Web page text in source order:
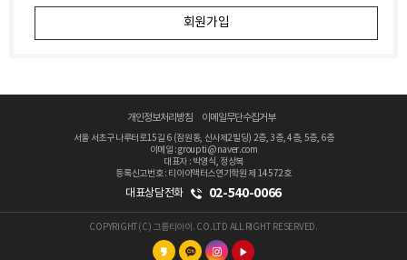
회원가입
개인정보처리방침 이메일무단수집거부
서울 서초구 나루터로15길 6 (잠원동, 신사제2빌딩) 2층, 3층, 4층, 5층, 6층
이메일 : groupti@naver.com
대표자 : 박영식, 정상복
등록신고번호 : 티아이액터스연기학원 제 14572호
대표상담전화 02-540-0066
COPYRIGHT(C) 그룹티아이. CO.LTD ALL RIGHT RESERVED.